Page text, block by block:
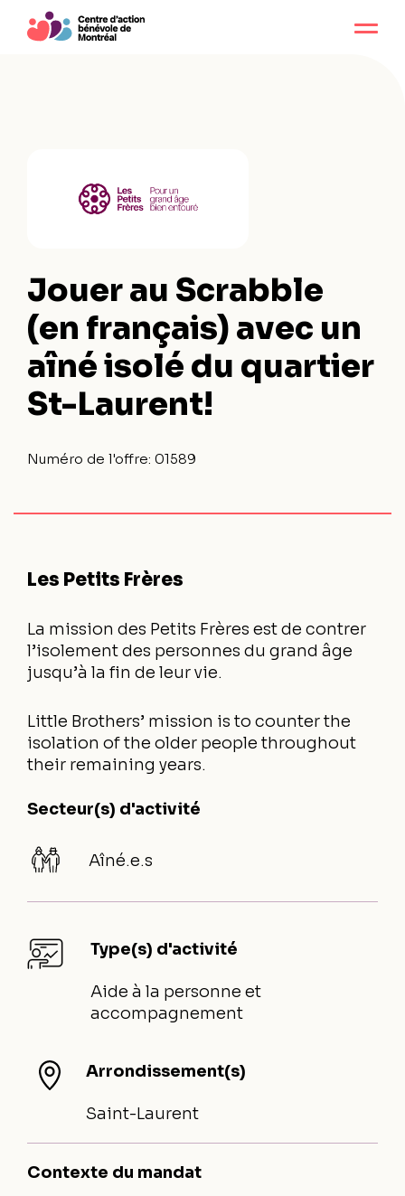
Jouer au Scrabble
(en français) avec un
aîné isolé du quartier
St-Laurent!
Numéro de l'offre: 01589
Les Petits Frères
La mission des Petits Frères est de contrer
l’isolement des personnes du grand âge
jusqu’à la fin de leur vie.
Little Brothers’ mission is to counter the
isolation of the older people throughout
their remaining years.
Secteur(s) d'activité
Aîné.e.s
Type(s) d'activité
Aide à la personne et
accompagnement
Arrondissement(s)
Saint-Laurent
Contexte du mandat